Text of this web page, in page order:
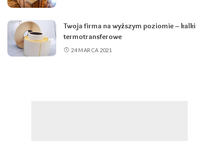
Twoja firma na wyższym poziomie – kalki
termotransferowe
24 MARCA 2021